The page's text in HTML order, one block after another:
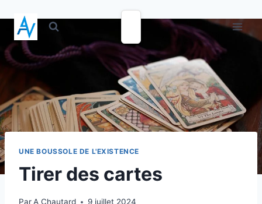
UNE BOUSSOLE DE L'EXISTENCE
Tirer des cartes
ParA Chautard 9 juillet 2024